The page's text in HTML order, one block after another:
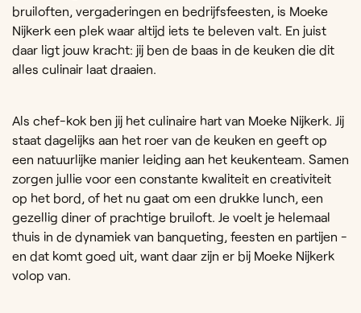
bruiloften, vergaderingen en bedrijfsfeesten, is Moeke
Nijkerk een plek waar altijd iets te beleven valt. En juist
daar ligt jouw kracht: jij ben de baas in de keuken die dit
alles culinair laat draaien.
Als chef-kok ben jij het culinaire hart van Moeke Nijkerk. Jij
staat dagelijks aan het roer van de keuken en geeft op
een natuurlijke manier leiding aan het keukenteam. Samen
zorgen jullie voor een constante kwaliteit en creativiteit
op het bord, of het nu gaat om een drukke lunch, een
gezellig diner of prachtige bruiloft. Je voelt je helemaal
thuis in de dynamiek van banqueting, feesten en partijen -
en dat komt goed uit, want daar zijn er bij Moeke Nijkerk
volop van.